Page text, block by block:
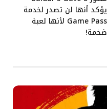
يؤكد أنها لن تصدر لخدمة
Game Pass لأنها لعبة
ضخمة!